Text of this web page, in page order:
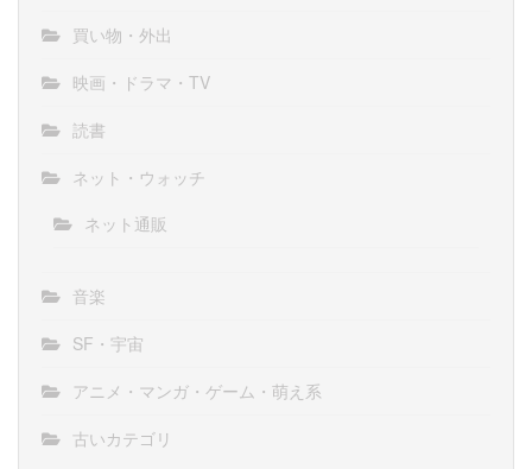
買い物・外出
映画・ドラマ・TV
読書
ネット・ウォッチ
ネット通販
音楽
SF・宇宙
アニメ・マンガ・ゲーム・萌え系
古いカテゴリ